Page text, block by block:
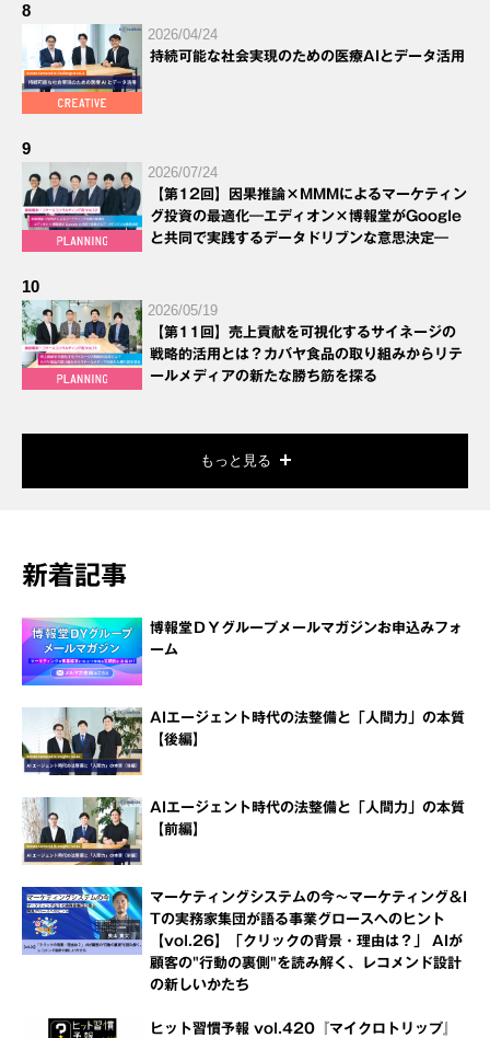
8
2026/04/24
持続可能な社会実現のための医療AIとデータ活用
9
2026/07/24
【第12回】因果推論×MMMによるマーケティン
グ投資の最適化―エディオン×博報堂がGoogle
と共同で実践するデータドリブンな意思決定―
10
2026/05/19
【第11回】売上貢献を可視化するサイネージの
戦略的活用とは？カバヤ食品の取り組みからリテ
ールメディアの新たな勝ち筋を探る
もっと見る
新着記事
博報堂ＤＹグループメールマガジンお申込みフォ
ーム
AIエージェント時代の法整備と「人間力」の本質
【後編】
AIエージェント時代の法整備と「人間力」の本質
【前編】
マーケティングシステムの今～マーケティング＆I
Tの実務家集団が語る事業グロースへのヒント
【vol.26】「クリックの背景・理由は？」 AIが
顧客の"行動の裏側"を読み解く、レコメンド設計
の新しいかたち
ヒット習慣予報 vol.420『マイクロトリップ』